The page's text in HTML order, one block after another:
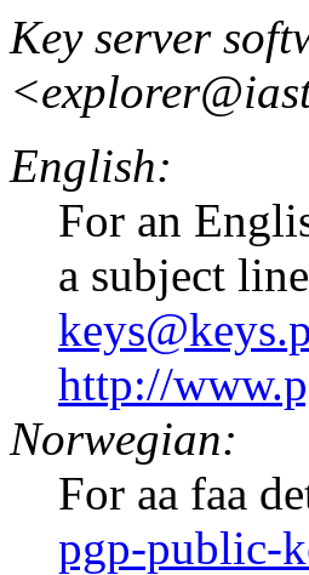
Key server
English:
For an
a subject
http://
Norwegian:
For aa faa
pgp-public-